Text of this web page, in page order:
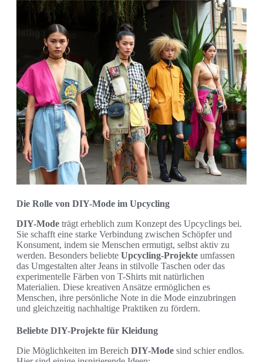
Die Rolle von DIY-Mode im Upcycling
DIY-Mode trägt erheblich zum Konzept des Upcyclings bei.
Sie schafft eine starke Verbindung zwischen Schöpfer und
Konsument, indem sie Menschen ermutigt, selbst aktiv zu
werden. Besonders beliebte Upcycling-Projekte umfassen
das Umgestalten alter Jeans in stilvolle Taschen oder das
experimentelle Färben von T-Shirts mit natürlichen
Materialien. Diese kreativen Ansätze ermöglichen es
Menschen, ihre persönliche Note in die Mode einzubringen
und gleichzeitig nachhaltige Praktiken zu fördern.
Beliebte DIY-Projekte für Kleidung
Die Möglichkeiten im Bereich DIY-Mode sind schier endlos.